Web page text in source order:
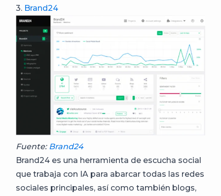
3. Brand24
Fuente:Brand24
Brand24 es una herramienta de escucha social
que trabaja con IA para abarcar todas las redes
sociales principales, así como también blogs,